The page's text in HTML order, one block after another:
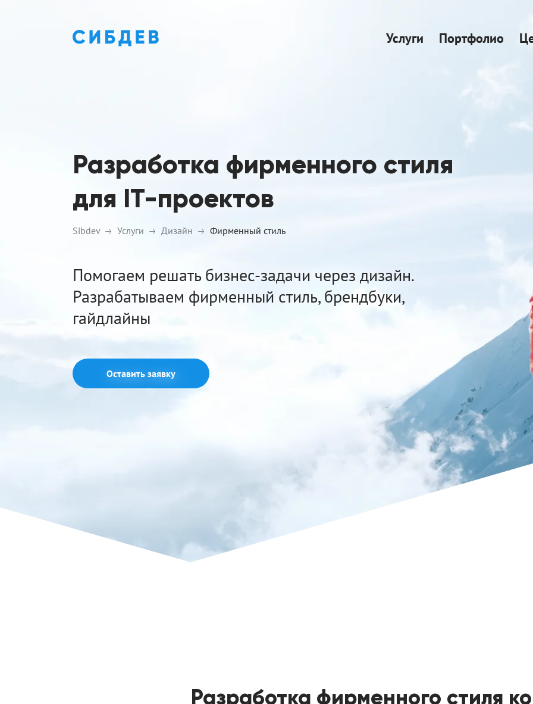
Услуги Портфолио
Разработка фирменного стиля
для IT-проектов
Sibdev Услуги Дизайн Фирменный стиль
Помогаем решать бизнес-задачи через дизайн.
Разрабатываем фирменный стиль, брендбуки,
гайдлайны
Оставить заявку
Разработка фирменного стиля